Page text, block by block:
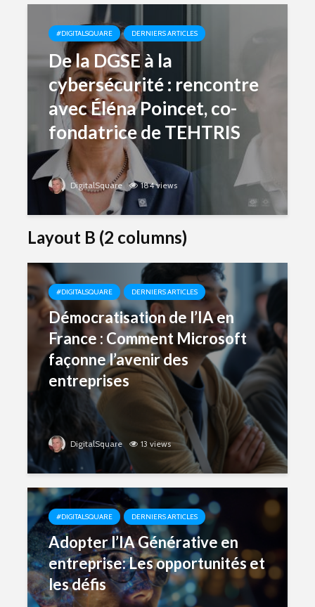
#DIGITALSQUARE DERNIERS ARTICLES
De la DGSE à la
cybersécurité : rencontre
avec Éléna Poincet, co-
fondatrice de TEHTRIS
DigitalSquare 184 views
Layout B (2 columns)
#DIGITALSQUARE DERNIERS ARTICLES
Démocratisation de l’IA en
France : Comment Microsoft
façonne l’avenir des
entreprises
DigitalSquare 13 views
#DIGITALSQUARE DERNIERS ARTICLES
Adopter l’IA Générative en
entreprise: Les opportunités et
les défis